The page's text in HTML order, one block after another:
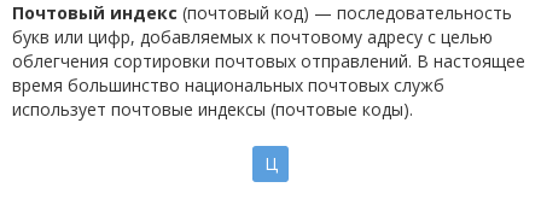
Почтовый индекс (почтовый код) — последовательность
букв или цифр, добавляемых к почтовому адресу с целью
облегчения сортировки почтовых отправлений. В настоящее
время большинство национальных почтовых служб
использует почтовые индексы (почтовые коды).
Ц